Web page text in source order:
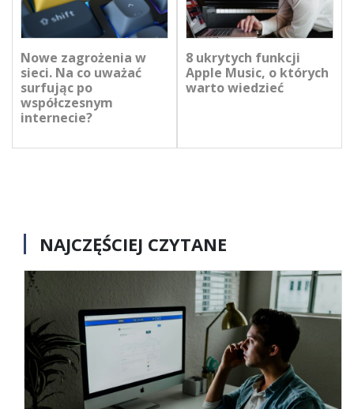
Nowe zagrożenia w
sieci. Na co uważać
surfując po
współczesnym
internecie?
8 ukrytych funkcji
Apple Music, o których
warto wiedzieć
NAJCZĘŚCIEJ CZYTANE